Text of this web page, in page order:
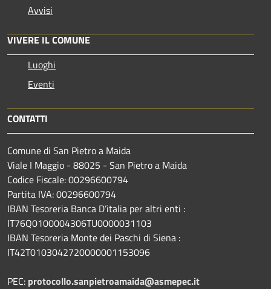
Avvisi
VIVERE IL COMUNE
Luoghi
Eventi
CONTATTI
Comune di San Pietro a Maida
Viale I Maggio - 88025 - San Pietro a Maida
Codice Fiscale: 00296600794
Partita IVA: 00296600794
IBAN Tesoreria Banca D’italia per altri enti :
IT76Q0100004306TU0000031103
IBAN Tesoreria Monte dei Paschi di Siena :
IT42T0103042720000001153096
PEC: protocollo.sanpietroamaida@asmepec.it